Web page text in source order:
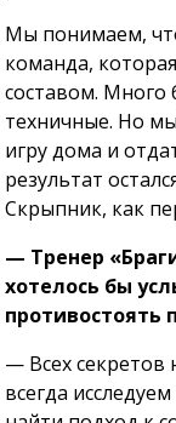
Мы понимаем,
команда,
составом. Много
техничные. Но
игру дома и
результат
Скрыпник, как
— Тренер
хотелось бы
противостоять
— Всех секретов
всегда